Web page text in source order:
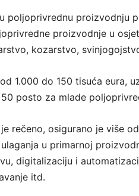
poljoprivrednu proizvodnju
proizvodnje u
kozarstvo,
1.000 do 150 tisuća eura,
posto za mlade
rečeno, osigurano je više
u primarnoj
digitalizaciju i
itd.